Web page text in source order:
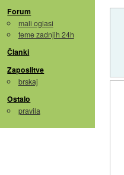
Forum
mali oglasi
teme zadnjih 24h
Članki
Zaposlitve
brskaj
Ostalo
pravila